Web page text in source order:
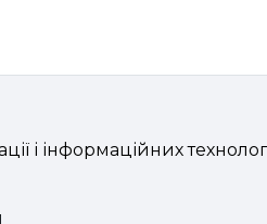
і інформаційних